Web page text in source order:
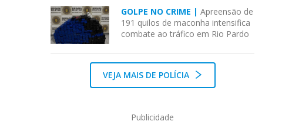
GOLPE NO CRIME |Apreensão de
191 quilos de maconha intensifica
combate ao tráfico em Rio Pardo
VEJA MAIS DE POLÍCIA
Publicidade